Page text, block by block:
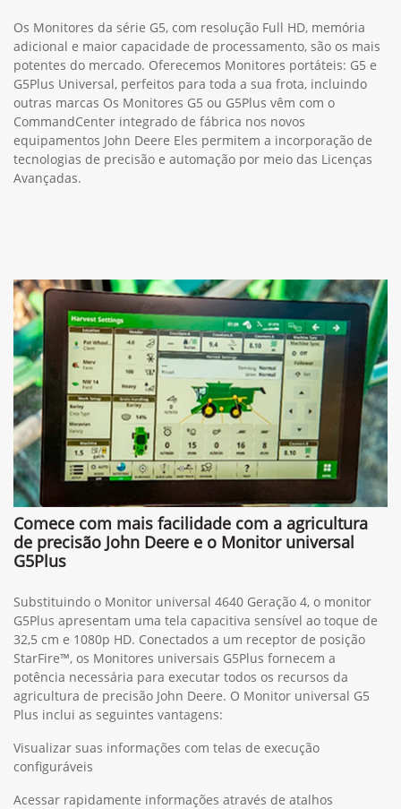
Os Monitores da série G5, com resolução Full HD, memória
adicional e maior capacidade de processamento, são os mais
potentes do mercado. Oferecemos Monitores portáteis: G5 e
G5Plus Universal, perfeitos para toda a sua frota, incluindo
outras marcas Os Monitores G5 ou G5Plus vêm com o
CommandCenter integrado de fábrica nos novos
equipamentos John Deere Eles permitem a incorporação de
tecnologias de precisão e automação por meio das Licenças
Avançadas.
Comece com mais facilidade com a agricultura
de precisão John Deere e o Monitor universal
G5Plus
Substituindo o Monitor universal 4640 Geração 4, o monitor
G5Plus apresentam uma tela capacitiva sensível ao toque de
32,5 cm e 1080p HD. Conectados a um receptor de posição
StarFire™, os Monitores universais G5Plus fornecem a
potência necessária para executar todos os recursos da
agricultura de precisão John Deere. O Monitor universal G5
Plus inclui as seguintes vantagens:
Visualizar suas informações com telas de execução
configuráveis
Acessar rapidamente informações através de atalhos